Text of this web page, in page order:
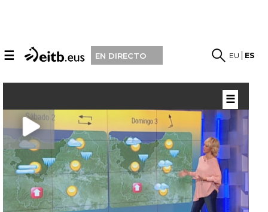
☰ EN DIRECTO EU ES
☰